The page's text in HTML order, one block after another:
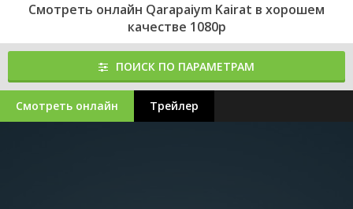
Смотреть онлайн Qarapaiym Kairat в хорошем
качестве 1080p
ПОИСК ПО ПАРАМЕТРАМ
Смотреть онлайн Трейлер